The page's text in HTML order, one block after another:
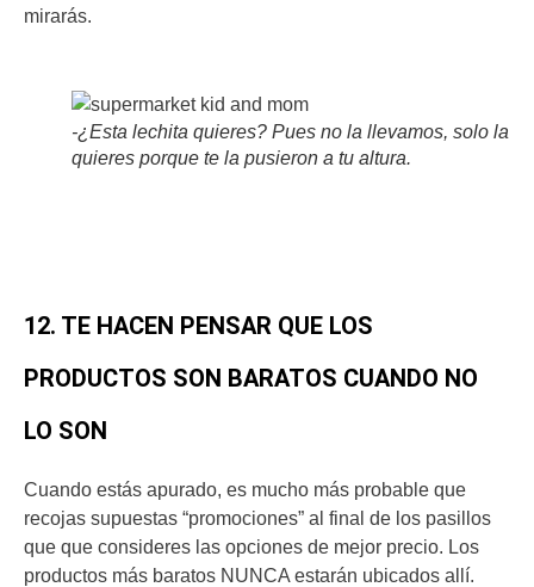
mirarás.
-¿Esta lechita quieres? Pues no la llevamos, solo la
quieres porque te la pusieron a tu altura.
12. TE HACEN PENSAR QUE LOS
PRODUCTOS SON BARATOS CUANDO NO
LO SON
Cuando estás apurado, es mucho más probable que
recojas supuestas “promociones” al final de los pasillos
que que consideres las opciones de mejor precio. Los
productos más baratos NUNCA estarán ubicados allí.